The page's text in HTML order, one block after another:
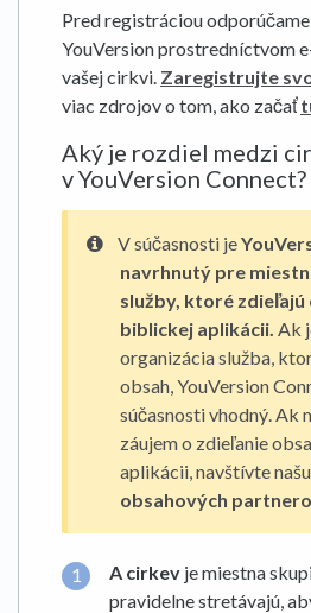
Pred registráciou
YouVersion prostredníctvom
vašej cirkvi. Zaregistrujte
viac zdrojov o tom, ako začať
Aký je rozdiel medzi
v YouVersion Connect?
V súčasnosti je
navrhnutý pre
služby, ktoré zdieľajú
biblickej aplikácii. Ak
organizácia služba,
obsah, YouVersion
súčasnosti vhodný. Ak
záujem o zdieľanie
aplikácii, navštívte
obsahových
A cirkev je miestna
pravidelne stretávajú,